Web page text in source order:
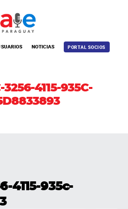
NOTICIAS PORTAL SOCIOS
3256-4115-935C-
4115-935c-